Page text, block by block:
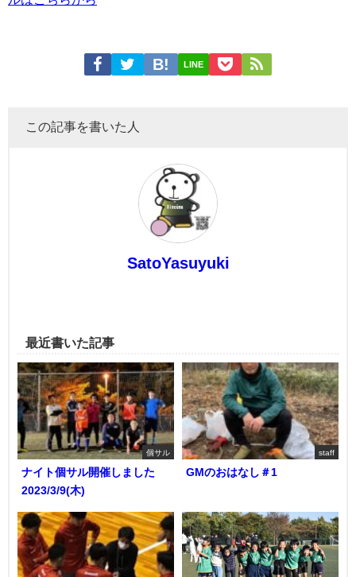
LINE
この記事を書いた人
SatoYasuyuki
最近書いた記事
個サル
ナイト個サル開催しました
2023/3/9(木)
staff
GMのおはなし＃1